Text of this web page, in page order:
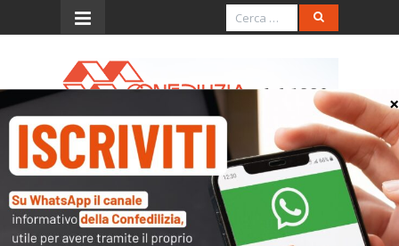
Menu
Presentazione libro “Un
mattone dopo l’altro”